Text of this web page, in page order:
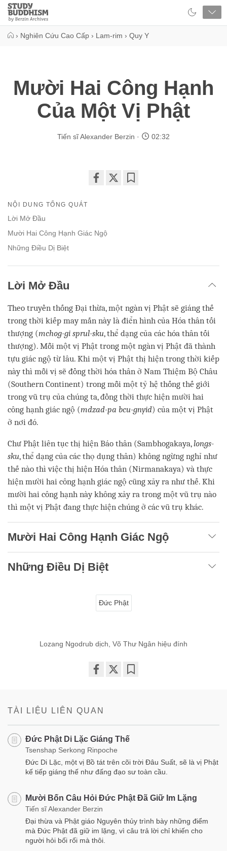
Close
Study
Buddhism
› Nghiên Cứu Cao Cấp › Lam-rim › Quy Y
Mười Hai Công Hạnh
Của Một Vị Phật
Tiến sĩ Alexander Berzin 02:32
NỘI DUNG TỔNG QUÁT
Lời Mở Đầu
Mười Hai Công Hạnh Giác Ngộ
Những Điều Dị Biệt
Lời Mở Đầu
Theo truyền thống Đại thừa, một ngàn vị Phật sẽ giáng thế
trong thời kiếp may mắn này là điển hình của Hóa thân tối
thượng (mchog-gi sprul-sku, thể dạng của các hóa thân tối
thượng). Mỗi một vị Phật trong một ngàn vị Phật đã thành
tựu giác ngộ từ lâu. Khi một vị Phật thị hiện trong thời kiếp
này thì mỗi vị sẽ đồng thời hóa thân ở Nam Thiệm Bộ Châu
(Southern Continent) trong mỗi một tỷ hệ thống thế giới
trong vũ trụ của chúng ta, đồng thời thực hiện mười hai
công hạnh giác ngộ (mdzad-pa bcu-gnyid) của một vị Phật
ở nơi đó.
Chư Phật liên tục thị hiện Báo thân (Sambhogakaya,longs-
sku, thể dạng của các thọ dụng thân) không ngừng nghỉ như
thế nào thì việc thị hiện Hóa thân (Nirmanakaya) và thực
hiện mười hai công hạnh giác ngộ cũng xảy ra như thế. Khi
mười hai công hạnh này không xảy ra trong một vũ trụ nào
thì một vị Phật đang thực hiện chúng ở các vũ trụ khác.
Mười Hai Công Hạnh Giác Ngộ
Những Điều Dị Biệt
Đức Phật
Lozang Ngodrub dịch, Võ Thư Ngân hiệu đính
TÀI LIỆU LIÊN QUAN
Đức Phật Di Lặc Giáng Thế
Tsenshap Serkong Rinpoche
Đức Di Lặc, một vị Bồ tát trên cõi trời Đâu Suất, sẽ là vị Phật
kế tiếp giáng thế như đấng đạo sư toàn cầu.
Mười Bốn Câu Hỏi Đức Phật Đã Giữ Im Lặng
Tiến sĩ Alexander Berzin
Đại thừa và Phật giáo Nguyên thủy trình bày những điểm
mà Đức Phật đã giữ im lặng, vì câu trả lời chỉ khiến cho
người hỏi bối rối mà thôi.